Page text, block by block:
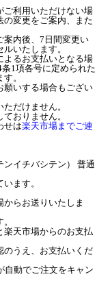
ご利用いただけない場
の変更をご案内、また
案内後、7日間変更い
いたします。
よるお支払いとなる場
1項各号に定められた
。
いする場合もござい
だけません。
おりません。
せは楽天市場までご連
イチバシテン） 普通
ます。
らお送りいたしま
楽天市場からのお支払
のうえ、お支払いくだ
自動でご注文をキャン